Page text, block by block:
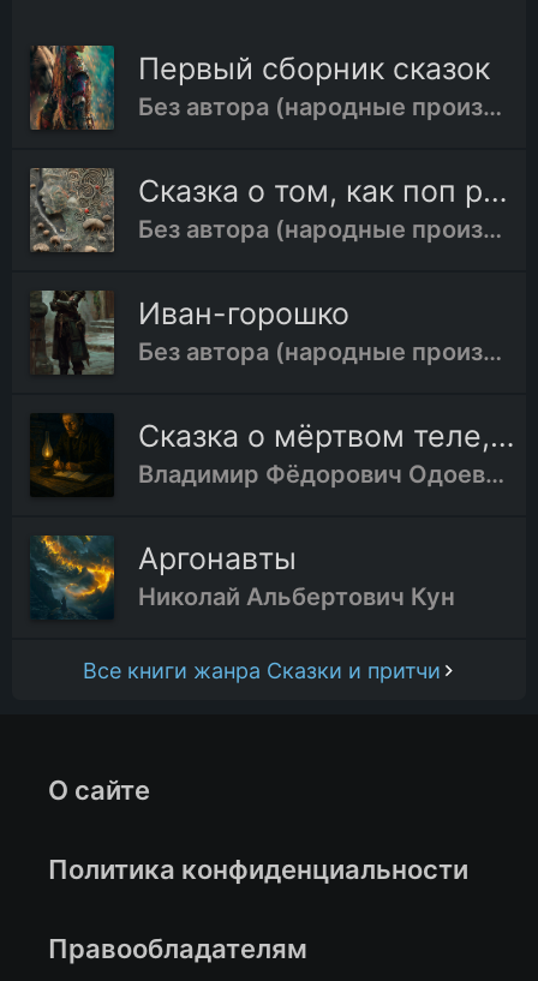
Первый сборник сказок
Без автора (народные произведения)
Сказка о том, как поп родил телёнка
Без автора (народные произведения)
Иван-горошко
Без автора (народные произведения)
Сказка о мёртвом теле, неизвестно кому принадлежащем
Владимир Фёдорович Одоевский
Аргонавты
Николай Альбертович Кун
Все книги жанра Сказки и притчи
О сайте
Политика конфиденциальности
Правообладателям